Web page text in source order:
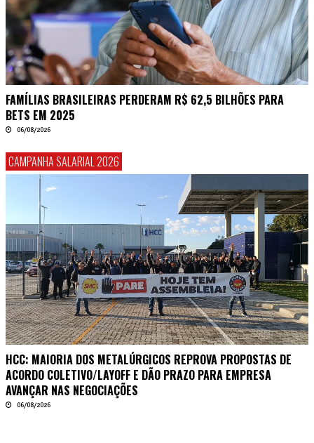
FAMÍLIAS BRASILEIRAS PERDERAM R$ 62,5 BILHÕES PARA
BETS EM 2025
06/08/2026
CAMPANHA SALARIAL 2026
HCC: MAIORIA DOS METALÚRGICOS REPROVA PROPOSTAS DE
ACORDO COLETIVO/LAYOFF E DÃO PRAZO PARA EMPRESA
AVANÇAR NAS NEGOCIAÇÕES
06/08/2026